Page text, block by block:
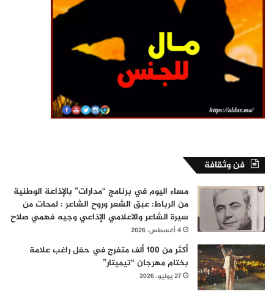
فن وثقافة
مساء اليوم في برنامج “مدارات” بالإذاعة الوطنية
من الرباط: عبق الشعر وروح الشاعر : لمحات من
سيرة الشاعر والاعلامي الإذاعي وجيه فهمي صلاح
4 أغسطس، 2026
أكثر من 100 ألف متفرج في حفل راغب علامة
بختام مهرجان “تيميتار”
27 يوليو، 2026